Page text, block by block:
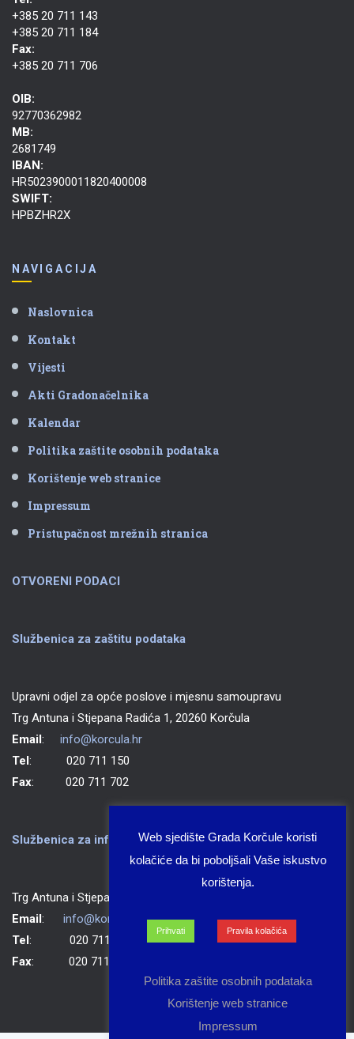
+385 20 711 143
+385 20 711 184
Fax:
+385 20 711 706
OIB:
92770362982
MB:
2681749
IBAN:
HR5023900011820400008
SWIFT:
HPBZHR2X
NAVIGACIJA
Naslovnica
Kontakt
Vijesti
Akti Gradonačelnika
Kalendar
Politika zaštite osobnih podataka
Korištenje web stranice
Impressum
Pristupačnost mrežnih stranica
OTVORENI PODACI
Službenica za zaštitu podataka
Upravni odjel za opće poslove i mjesnu samoupravu
Trg Antuna i Stjepana Radića 1, 20260 Korčula
Email: info@korcula.hr
Tel: 020 711 150
Fax: 020 711 702
Službenica za informiranje Grada Korčule
Trg Antuna i Stjepana Radića 1, 20260 Korčula
Email: info@korcula.hr
Tel: 020 711 150
Fax: 020 711 702
Web sjedište Grada Korčule koristi
kolačiće da bi poboljšali Vaše iskustvo
korištenja.
Prihvati Pravila kolačića
Politika zaštite osobnih podataka
Korištenje web stranice
Impressum